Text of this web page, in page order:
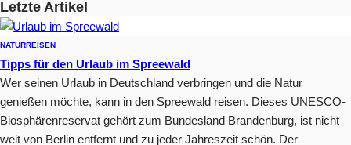
Letzte Artikel
NATURREISEN
Tipps für den Urlaub im Spreewald
Wer seinen Urlaub in Deutschland verbringen und die Natur
genießen möchte, kann in den Spreewald reisen. Dieses UNESCO-
Biosphärenreservat gehört zum Bundesland Brandenburg, ist nicht
weit von Berlin entfernt und zu jeder Jahreszeit schön. Der